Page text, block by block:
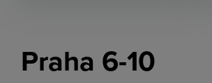
Praha 6-10